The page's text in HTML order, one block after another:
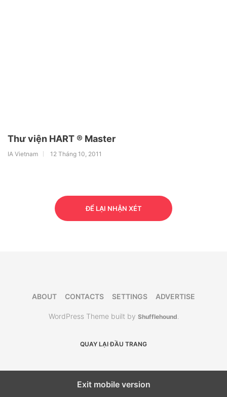
Thư viện HART ® Master
IA Vietnam 12 Tháng 10, 2011
ĐỂ LẠI NHẬN XÉT
ABOUT CONTACTS SETTINGS ADVERTISE
WordPress Theme built by Shufflehound
QUAY LẠI ĐẦU TRANG
Exit mobile version